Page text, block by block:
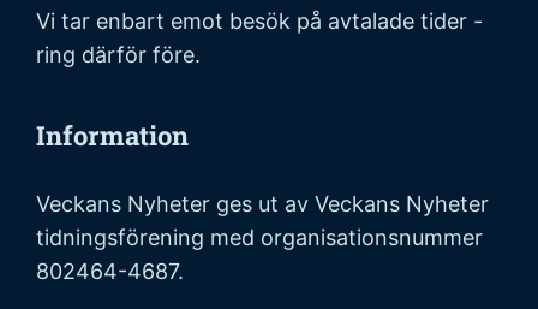
Vi tar enbart emot besök på avtalade tider -
ring därför före.
Information
Veckans Nyheter ges ut av Veckans Nyheter
tidningsförening med organisationsnummer
802464-4687.